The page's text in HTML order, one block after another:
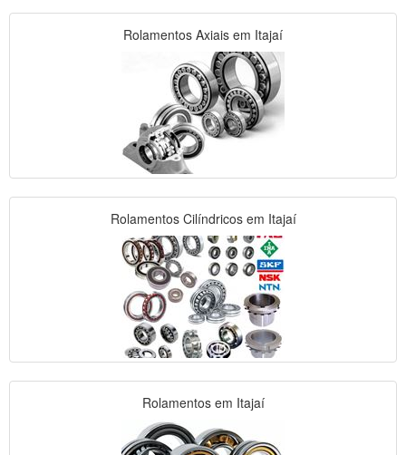
Rolamentos Axiais em Itajaí
Rolamentos Cilíndricos em Itajaí
Rolamentos em Itajaí